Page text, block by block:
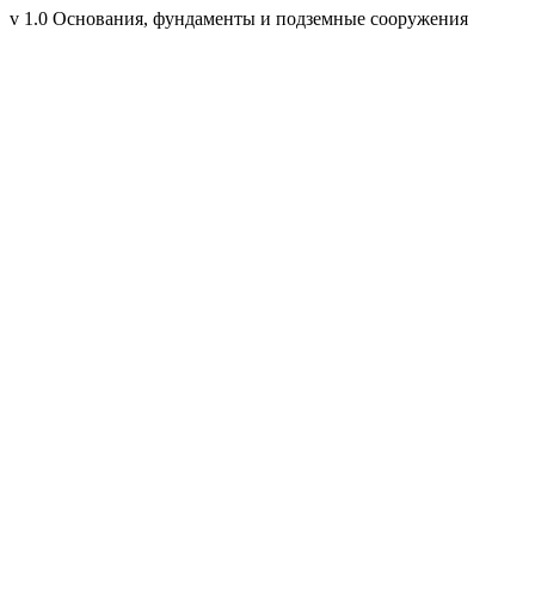
v 1.0 Основания, фундаменты и подземные сооружения